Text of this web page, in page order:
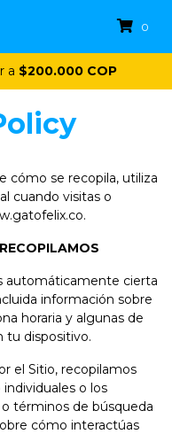
a $200.000 COP
0
cómo se recopila, utiliza
cuando visitas o
automáticamente cierta
información sobre
horaria y algunas de
tu dispositivo.
el Sitio, recopilamos
o los
términos de búsqueda
cómo interactúas